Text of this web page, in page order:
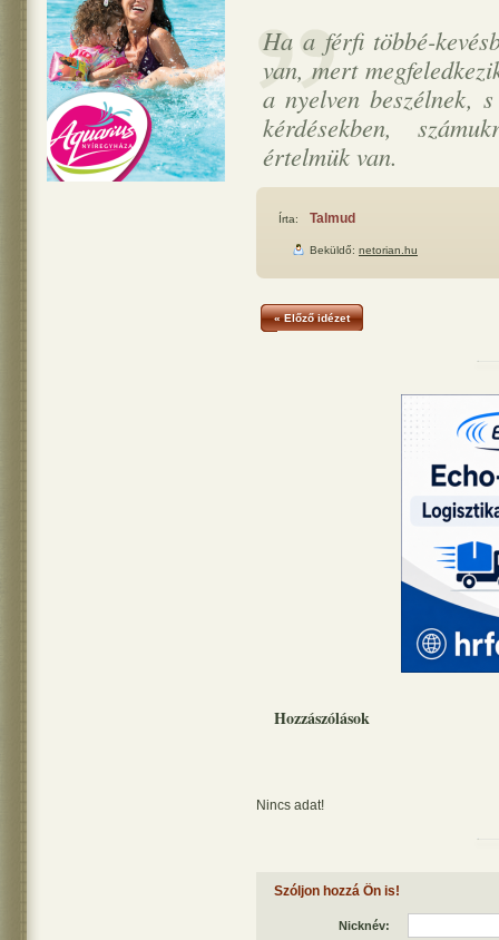
Ha a férfi többé-
van, mert
a nyelven beszélnek,
kérdésekben,
értelmük van.
Írta: Talmud
Beküldő: netorian.hu
« Előző idézet
Hozzászólások
Nincs adat!
Szóljon hozzá Ön is!
Nicknév: